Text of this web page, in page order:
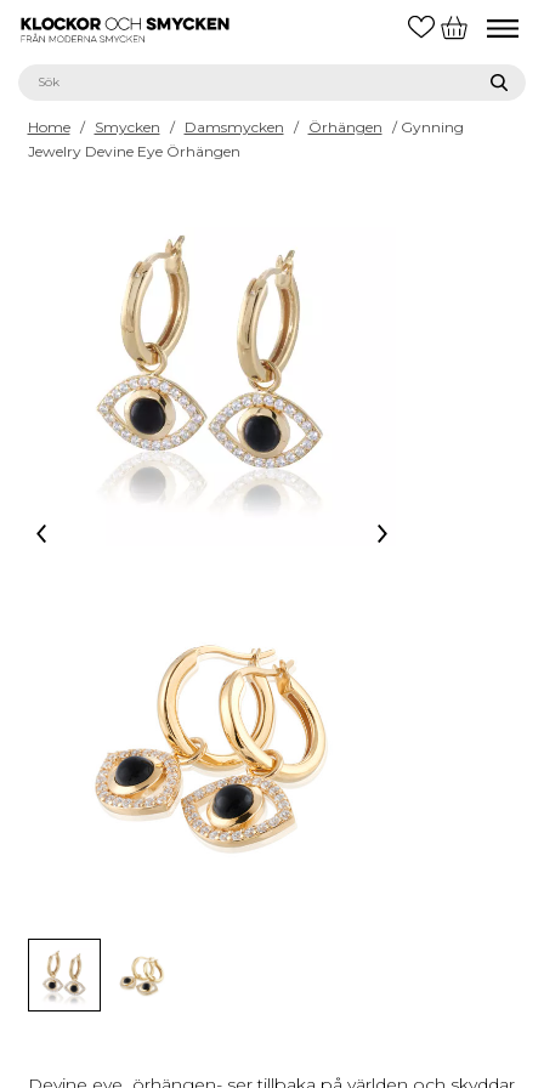
Home / Smycken / Damsmycken / Örhängen / Gynning
Jewelry Devine Eye Örhängen